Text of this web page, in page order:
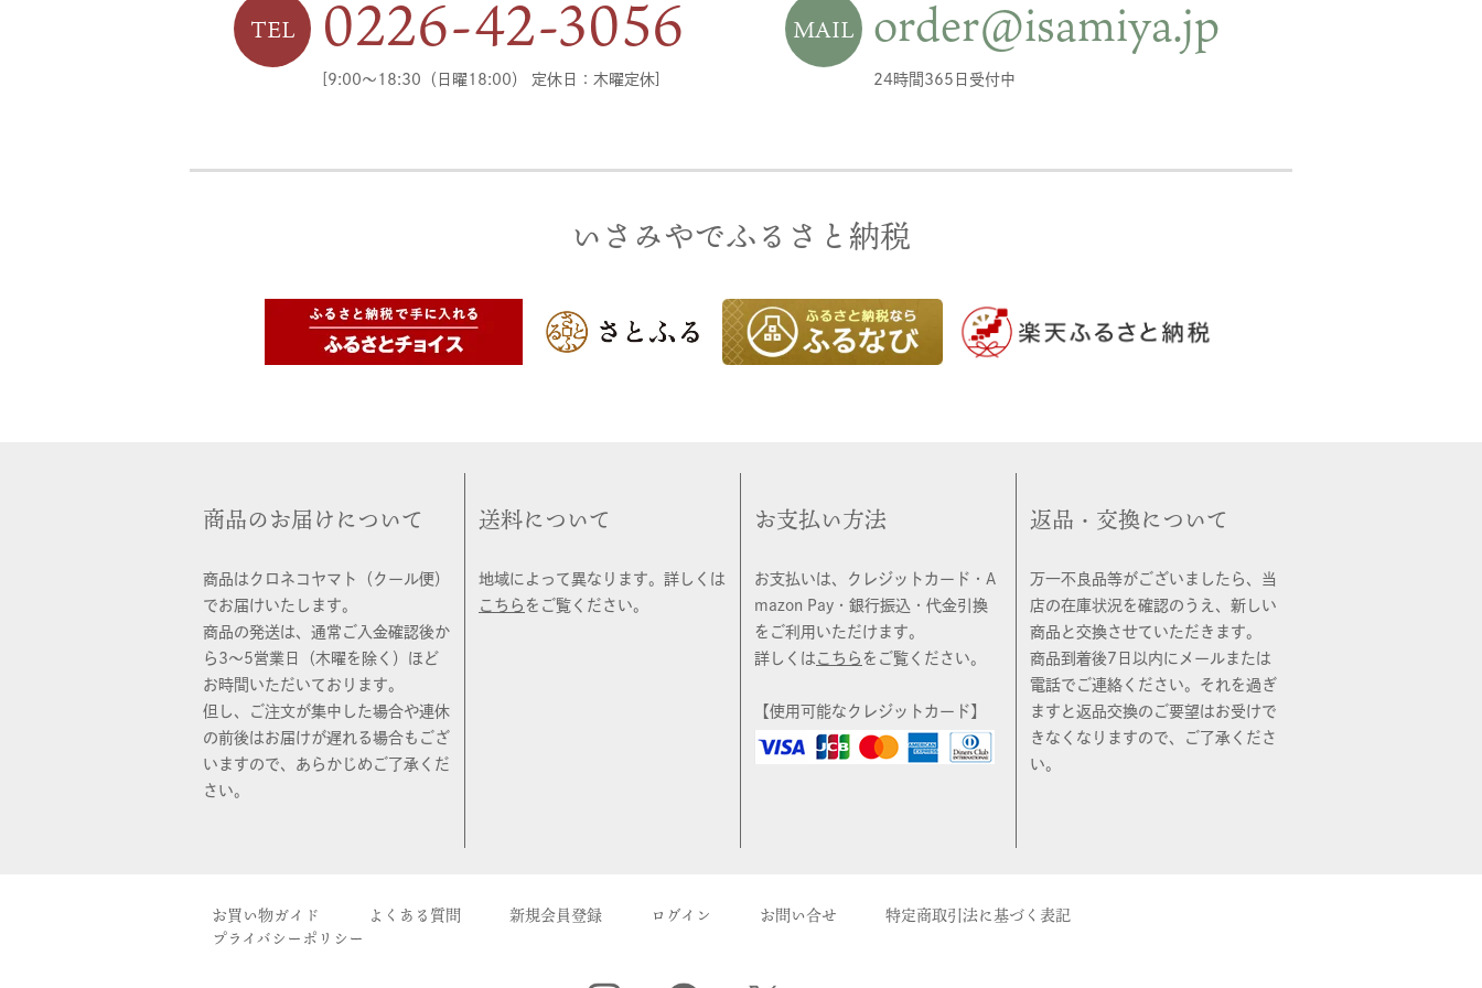
TEL 0226-42-3056
[9:00〜18:30（日曜18:00） 定休日：木曜定休]
MAIL order@isamiya.jp
24時間365日受付中
いさみやでふるさと納税
商品のお届けについて
商品はクロネコヤマト（クール便）
でお届けいたします。
商品の発送は、通常ご入金確認後か
ら3〜5営業日（木曜を除く）ほど
お時間いただいております。
但し、ご注文が集中した場合や連休
の前後はお届けが遅れる場合もござ
いますので、あらかじめご了承くだ
さい。
送料について
地域によって異なります。詳しくは
こちら をご覧ください。
お支払い方法
お支払いは、クレジットカード・A
mazon Pay・銀行振込・代金引換
をご利用いただけます。
詳しくは こちら をご覧ください。
【使用可能なクレジットカード】
返品・交換について
万一不良品等がございましたら、当
店の在庫状況を確認のうえ、新しい
商品と交換させていただきます。
商品到着後7日以内にメールまたは
電話でご連絡ください。それを過ぎ
ますと返品交換のご要望はお受けで
きなくなりますので、ご了承くださ
い。
お買い物ガイド よくある質問 新規会員登録 ログイン お問い合せ
特定商取引法に基づく表記
プライバシーポリシー